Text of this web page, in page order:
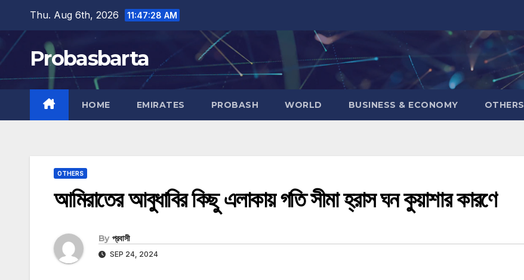
content
Thu. Aug 6th, 2026 11:47:29 AM
Probasbarta
HOME EMIRATES PROBASH WORLD BUSINESS & ECONOMY OTHERS
OTHERS
আমিরাতের আবুধাবির কিছু এলাকায় গতি সীমা হ্রাস ঘন কুয়াশার কারণে
By প্রবাসী
SEP 24, 2024